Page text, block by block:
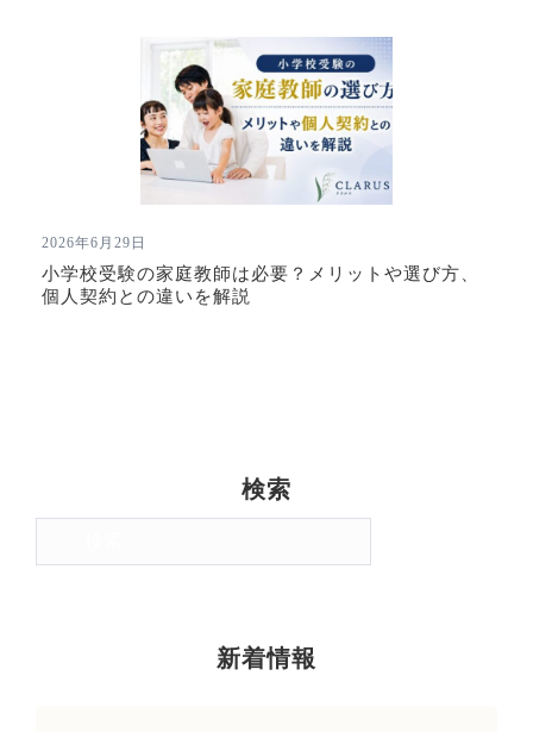
2026年6月29日
小学校受験の家庭教師は必要？メリットや選び方、
個人契約との違いを解説
検索
索:
新着情報